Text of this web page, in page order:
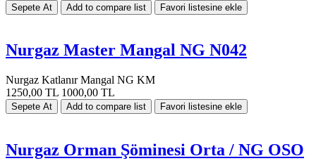
Nurgaz Master Mangal NG N042
Nurgaz Katlanır Mangal NG KM
1250,00 TL 1000,00 TL
Nurgaz Orman Şöminesi Orta / NG OSO